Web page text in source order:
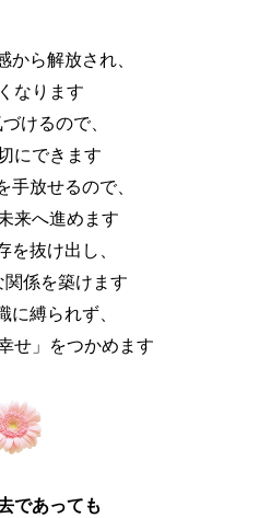
から解放され、
なります
けるので、
にできます
手放せるので、
来へ進めます
を抜け出し、
係を築けます
に縛られず、
せ」をつかめます
であっても